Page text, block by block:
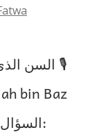
السن
bin Baz